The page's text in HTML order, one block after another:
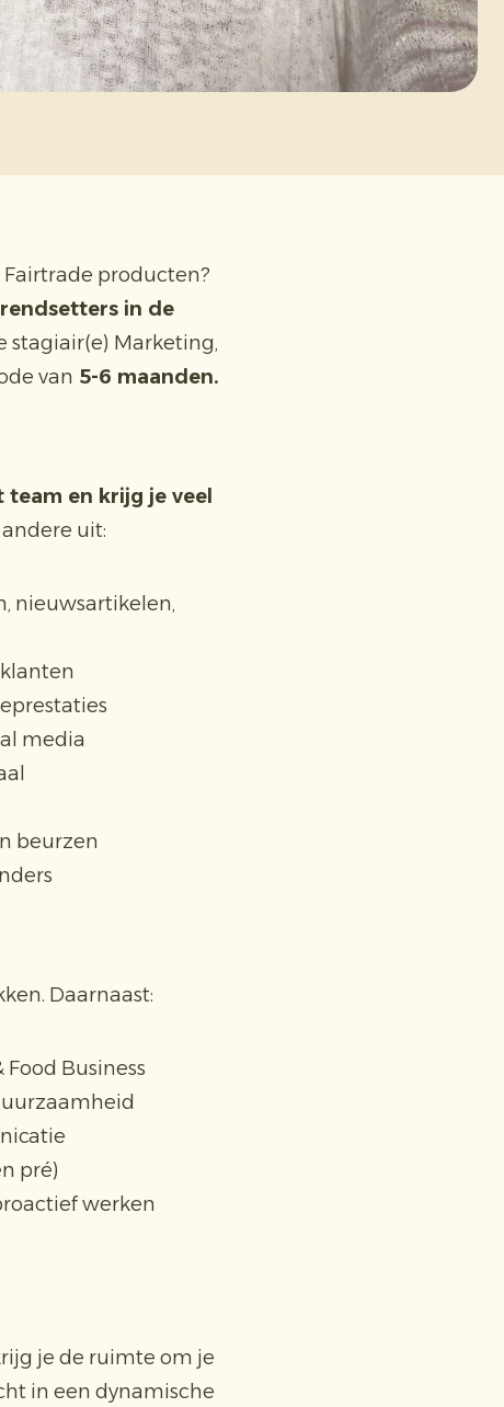
producten?
in de
stagiair(e) Marketing,
van 5-6 maanden.
en krijg je veel
uit:
nieuwsartikelen,
media
beurzen
Daarnaast:
Business
pré)
werken
je de ruimte om je
in een dynamische